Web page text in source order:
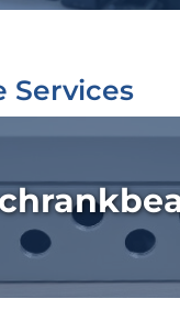
Services